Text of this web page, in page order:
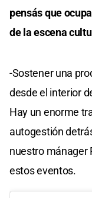
pensás que
de la escena
-Sostener una
desde el interior
Hay un enorme
autogestión
nuestro mánager
estos eventos.